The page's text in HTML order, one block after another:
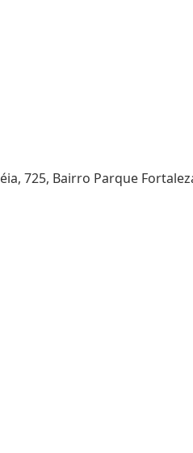
725, Bairro Parque